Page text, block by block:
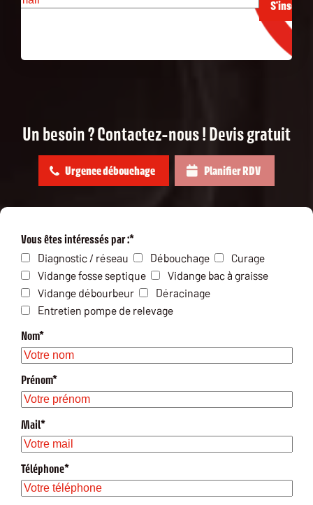
Un besoin ? Contactez-nous ! Devis gratuit
Urgence débouchage Planifier RDV
Vous êtes intéressés par :*
Diagnostic / réseau Débouchage
Curage
Vidange fosse septique
Vidange bac à graisse
Vidange débourbeur
Déracinage
Entretien pompe de relevage
Nom*
Prénom*
Mail*
Téléphone*